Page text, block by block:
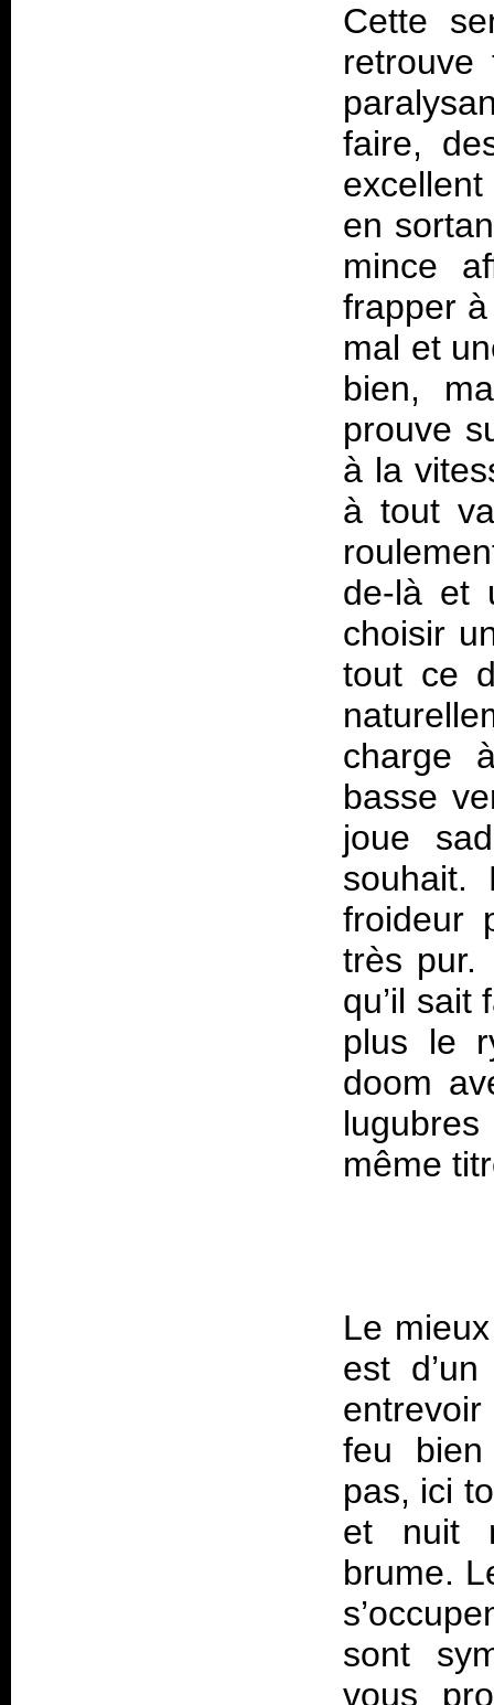
Cette
faire,
en
mince
frapper
mal et
bien,
prouve
à la
à tout
de-là et
choisir
tout ce
charge
basse
joue
souhait.
froideur
très pur.
qu’il sait
plus le
doom
lugubres
Le
est
entrevoir
feu
pas, ici
et nuit
brume.
sont
vous